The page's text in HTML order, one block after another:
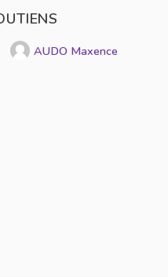
AUDO Maxence